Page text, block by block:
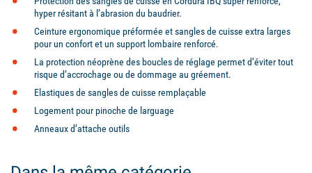
hyper résitant à l’abrasion du baudrier.
Ceinture ergonomique préformée et sangles de cuisse extra larges
pour un confort et un support lombaire renforcé.
La protection néoprène des boucles de réglage permet d’éviter tout
risque d’accrochage ou de dommage au gréement.
Elastiques de sangles de cuisse remplaçable
Logement pour pinoche de larguage
Anneaux d’attache outils